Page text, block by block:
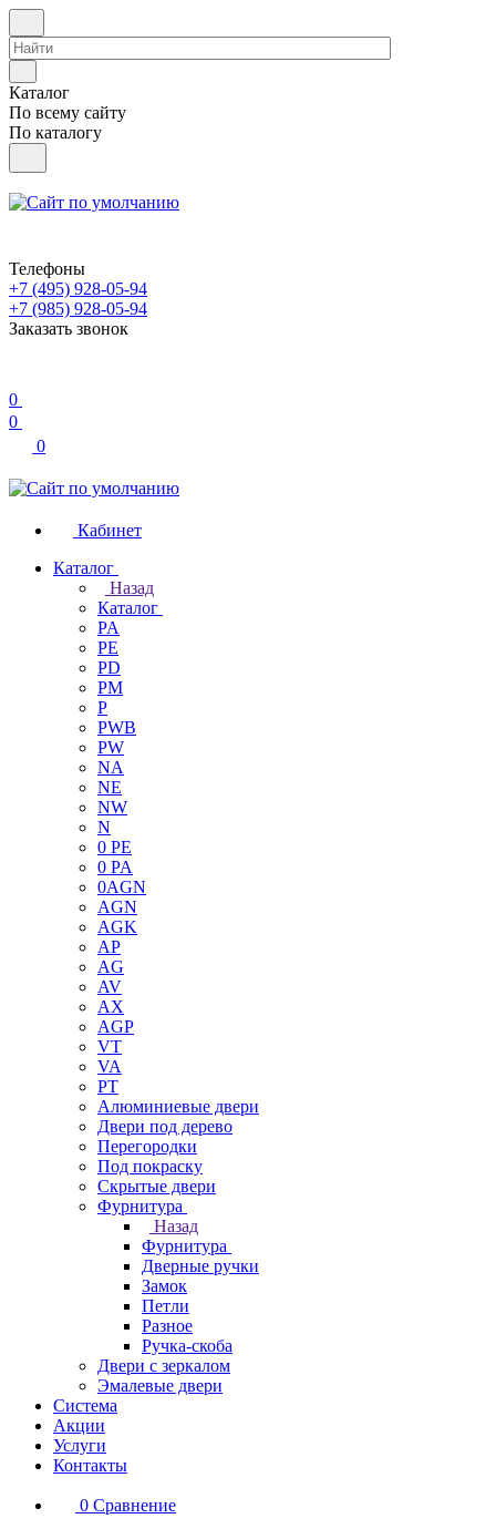
Каталог
По всему сайту
По каталогу
Телефоны
+7 (495) 928-05-94
+7 (985) 928-05-94
Заказать звонок
0
0
0
Кабинет
Каталог
Назад
Каталог
PA
PE
PD
PM
P
PWB
PW
NA
NE
NW
N
0 PE
0 PA
0AGN
AGN
AGK
AP
AG
AV
AX
AGP
VT
VA
PT
Алюминиевые двери
Двери под дерево
Перегородки
Под покраску
Скрытые двери
Фурнитура
Назад
Фурнитура
Дверные ручки
Замок
Петли
Разное
Ручка-скоба
Двери с зеркалом
Эмалевые двери
Система
Акции
Услуги
Контакты
0 Сравнение